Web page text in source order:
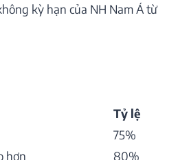
kỳ hạn của NH Nam Á từ
Tỷ lệ
75%
hơn
80%